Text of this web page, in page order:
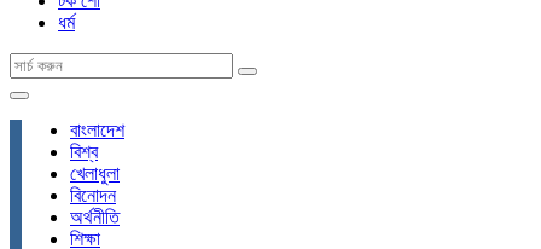
ধর্ম
বাংলাদেশ
বিশ্ব
খেলাধুলা
বিনোদন
অর্থনীতি
শিক্ষা